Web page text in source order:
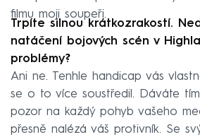
filmu moji soupeři.
Trpíte silnou krátkozrakostí.
natáčení bojových scén v
problémy?
Ani ne. Tenhle handicap vás
se o to více soustředil. Dáváte
pozor na každý pohyb vašeho
přesně nalézá váš protivník. Se